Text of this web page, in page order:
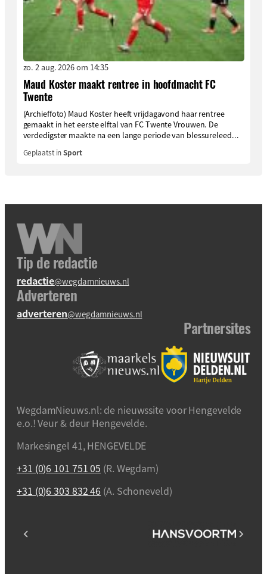
zo. 2 aug. 2026 om 14:35
Maud Koster maakt rentree in hoofdmacht FC
Twente
(Archieffoto) Maud Koster heeft vrijdagavond haar rentree
gemaakt in het eerste elftal van FC Twente Vrouwen. De
verdedigster maakte na een lange periode van blessureleed...
Geplaatst inSport
Tip de redactie
redactie@wegdamnieuws.nl
Adverteren
adverteren@wegdamnieuws.nl
Partnersites
WegdamNieuws.nl: de nieuwssite voor Hengevelde
e.o.! Veur & deur Hengevelde.
Markesingel 41, HENGEVELDE
+31 (0)6 101 751 05 (R. Wegdam)
+31 (0)6 303 832 46 (A. Schoneveld)